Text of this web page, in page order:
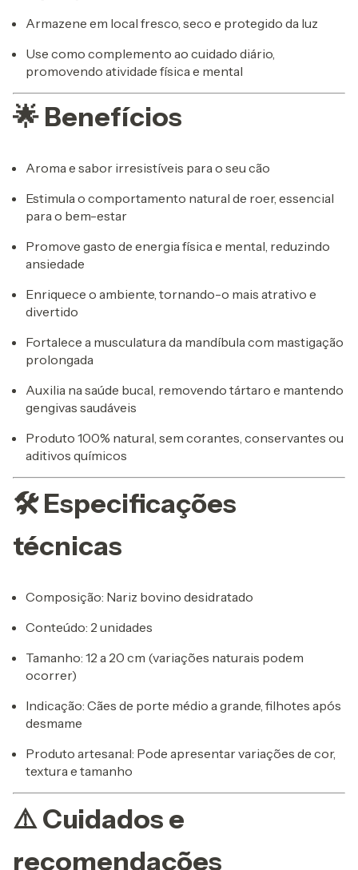
Armazene em local fresco, seco e protegido da luz
Use como complemento ao cuidado diário,
promovendo atividade física e mental
🌟 Benefícios
Aroma e sabor irresistíveis para o seu cão
Estimula o comportamento natural de roer, essencial
para o bem-estar
Promove gasto de energia física e mental, reduzindo
ansiedade
Enriquece o ambiente, tornando-o mais atrativo e
divertido
Fortalece a musculatura da mandíbula com mastigação
prolongada
Auxilia na saúde bucal, removendo tártaro e mantendo
gengivas saudáveis
Produto 100% natural, sem corantes, conservantes ou
aditivos químicos
🛠️ Especificações
técnicas
Composição: Nariz bovino desidratado
Conteúdo: 2 unidades
Tamanho: 12 a 20 cm (variações naturais podem
ocorrer)
Indicação: Cães de porte médio a grande, filhotes após
desmame
Produto artesanal: Pode apresentar variações de cor,
textura e tamanho
⚠️ Cuidados e
recomendações